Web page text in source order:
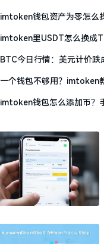
imtoken钱包资产为零怎么
imtoken里USDT怎么换成
BTC今日行情：美元计价
一个钱包不够用？imtoken
imtoken钱包怎么添加币？